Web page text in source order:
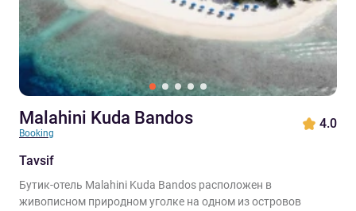
Malahini Kuda Bandos
Booking
4.0
Tavsif
Бутик-отель Malahini Kuda Bandos расположен в
живописном природном уголке на одном из островов